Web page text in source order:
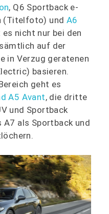
, Q6 Sportback e-
(Titelfoto) und A6
es nicht nur bei den
auf der
in Verzug geratenen
basieren.
geht es
A5 Avant, die dritte
und Sportback
A7 als Sportback und